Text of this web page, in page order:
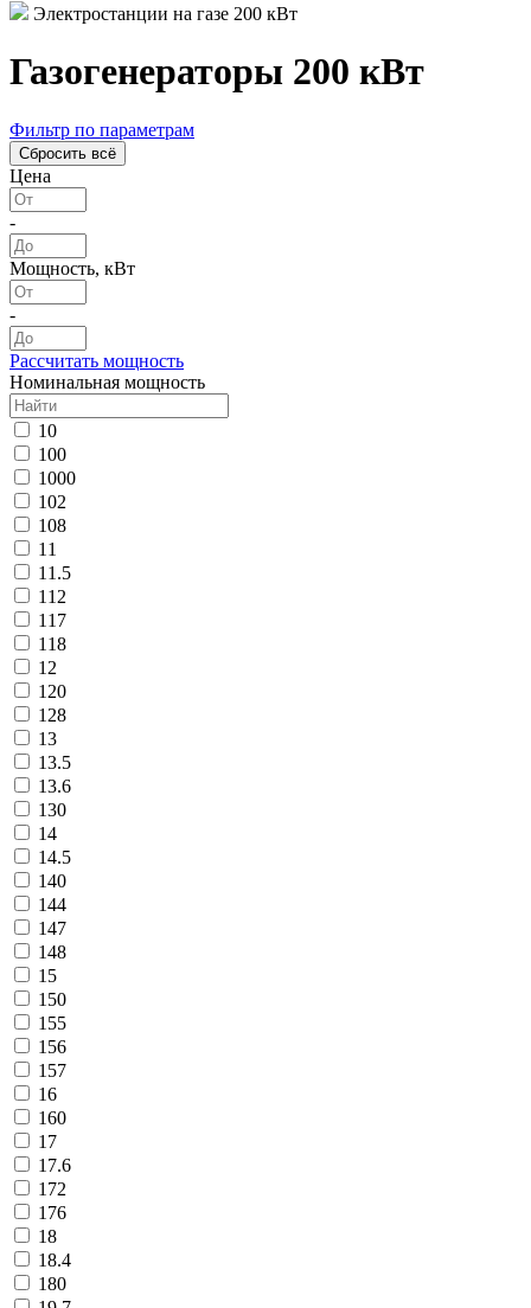
Электростанции на газе 200 кВт
Газогенераторы 200 кВт
Фильтр по параметрам
Цена
-
Мощность, кВт
-
Рассчитать мощность
Номинальная мощность
10
100
1000
102
108
11
11.5
112
117
118
12
120
128
13
13.5
13.6
130
14
14.5
140
144
147
148
15
150
155
156
157
16
160
17
17.6
172
176
18
18.4
180